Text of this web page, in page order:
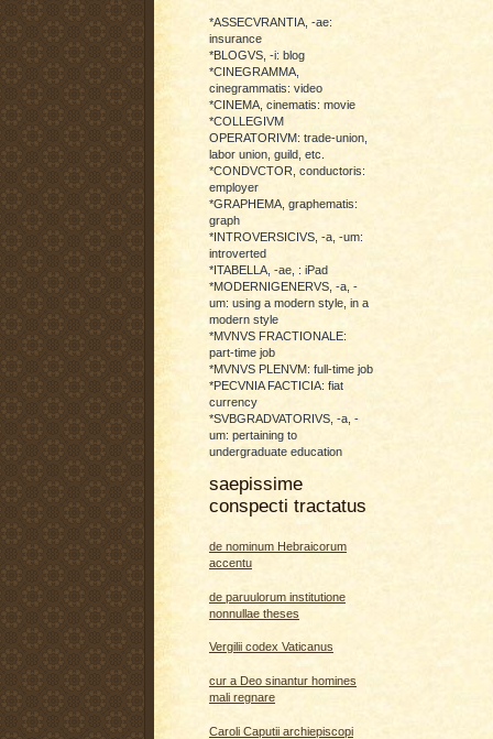
*ASSECVRANTIA, -ae:
insurance
*BLOGVS, -i: blog
*CINEGRAMMA,
cinegrammatis: video
*CINEMA, cinematis: movie
*COLLEGIVM
OPERATORIVM: trade-union,
labor union, guild, etc.
*CONDVCTOR, conductoris:
employer
*GRAPHEMA, graphematis:
graph
*INTROVERSICIVS, -a, -um:
introverted
*ITABELLA, -ae, : iPad
*MODERNIGENERVS, -a, -
um: using a modern style, in a
modern style
*MVNVS FRACTIONALE:
part-time job
*MVNVS PLENVM: full-time job
*PECVNIA FACTICIA: fiat
currency
*SVBGRADVATORIVS, -a, -
um: pertaining to
undergraduate education
saepissime
conspecti tractatus
de nominum Hebraicorum
accentu
de paruulorum institutione
nonnullae theses
Vergilii codex Vaticanus
cur a Deo sinantur homines
mali regnare
Caroli Caputii archiepiscopi